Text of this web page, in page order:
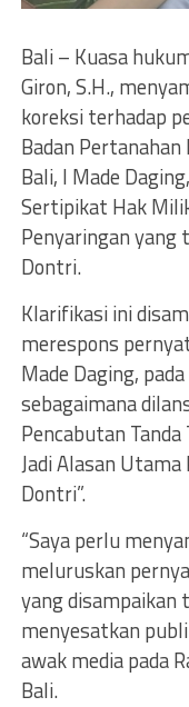
Bali – Kuasa
Giron, S.H.,
koreksi terhadap
Badan
Bali, I Made
Sertipikat Hak
Penyaringan yang
Dontri.
Klarifikasi ini
merespons
Made Daging,
sebagaimana
Pencabutan
Jadi Alasan
Dontri”.
“Saya perlu
meluruskan
yang disampaikan
menyesatkan
awak media pada
Bali.